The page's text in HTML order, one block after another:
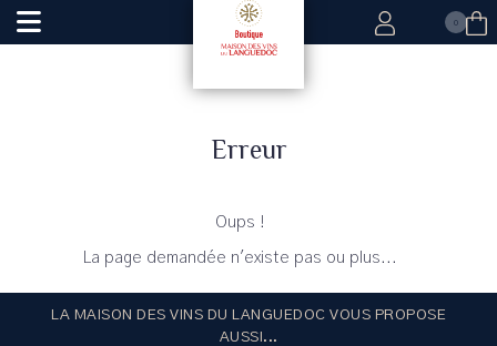
0
Erreur
Oups !
La page demandée n'existe pas ou plus...
LA MAISON DES VINS DU LANGUEDOC VOUS PROPOSE
AUSSI...